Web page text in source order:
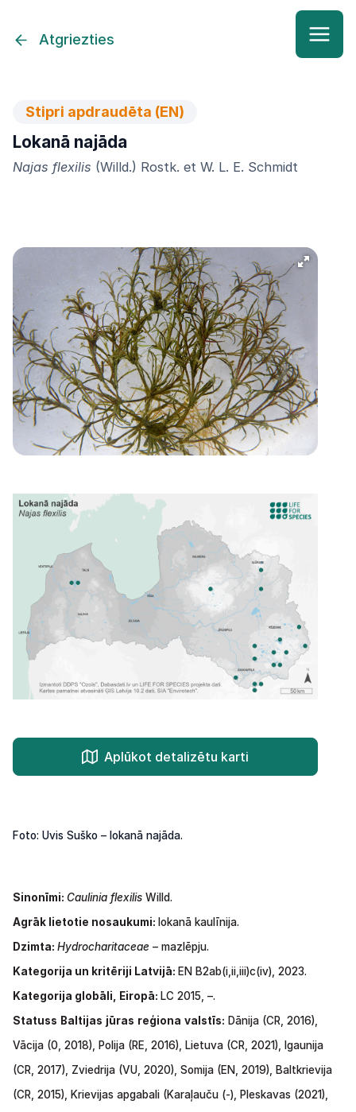
Atgriezties
Stipri apdraudēta (EN)
Lokanā najāda
Najas flexilis (Willd.) Rostk. et W. L. E. Schmidt
Aplūkot detalizētu karti
Foto: Uvis Suško – lokanā najāda.
Sinonīmi: Caulinia flexilis Willd.
Agrāk lietotie nosaukumi: lokanā kaulīnija.
Dzimta: Hydrocharitaceae – mazlēpju.
Kategorija un kritēriji Latvijā: EN B2ab(i,ii,iii)c(iv), 2023.
Kategorija globāli, Eiropā: LC 2015, –.
Statuss Baltijas jūras reģiona valstīs: Dānija (CR, 2016),
Vācija (0, 2018), Polija (RE, 2016), Lietuva (CR, 2021),
Igaunija
(CR, 2017), Zviedrija (VU, 2020), Somija (EN, 2019), Baltkrievija
(CR, 2015), Krievijas apgabali (Karaļauču (-),
Pleskavas (2021),